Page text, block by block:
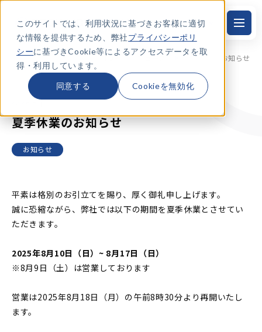
このサイトでは、利用状況に基づきお客様に適切
な情報を提供するため、弊社プライバシーポリ
シーに基づきCookie等によるアクセスデータを取
得・利用しています。
同意する Cookieを無効化
JP
TOP ニュース 夏季休業のお知らせ
夏季休業のお知らせ
お知らせ
平素は格別のお引立てを賜り、厚く御礼申し上げます。
誠に恐縮ながら、弊社では以下の期間を夏季休業とさせてい
ただきます。
2025年8月10日（日）~ 8月17日（日）
※8月9日（土）は営業しております
営業は2025年8月18日（月）の午前8時30分より再開いたし
ます。